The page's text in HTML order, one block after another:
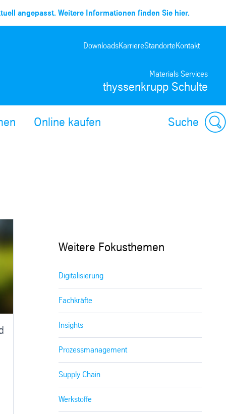
angepasst. Weitere Informationen finden Sie hier.
Materials Services
thyssenkrupp Schulte
DownloadsKarriereStandorteKontakt
Online kaufen Suche
Weitere Fokusthemen
Digitalisierung
Fachkräfte
Insights
Prozessmanagement
Supply Chain
Werkstoffe